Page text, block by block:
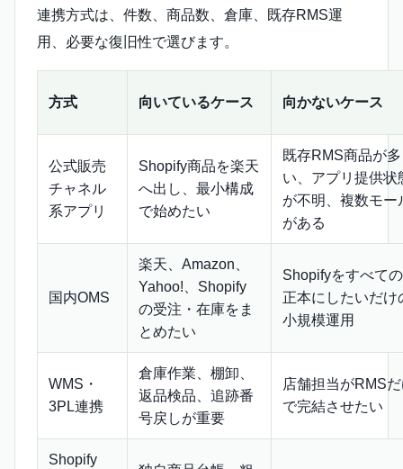
連携方式は、件数、商品数、倉庫、既存RMS運
用、必要な復旧性で選びます。
方式 向いているケース 向かないケース
公式販売
チャネル
系アプリ
Shopify商品を楽天
へ出し、最小構成
で始めたい
既存RMS商品が多
い、アプリ提供状
が不明、複数モー
がある
国内OMS
楽天、Amazon、
Yahoo!、Shopify
の受注・在庫をま
とめたい
Shopifyをすべての
正本にしたいだけ
小規模運用
WMS・
3PL連携
倉庫作業、棚卸、
返品検品、追跡番
号戻しが重要
店舗担当がRMS
で完結させたい
Shopify